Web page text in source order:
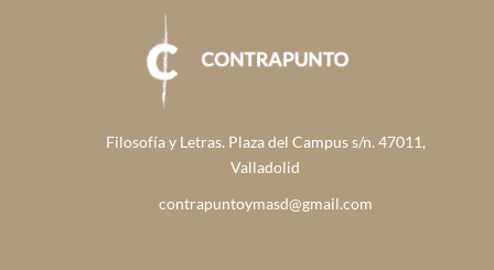
Filosofía y Letras. Plaza del Campus s/n. 47011,
Valladolid
contrapuntoymasd@gmail.com